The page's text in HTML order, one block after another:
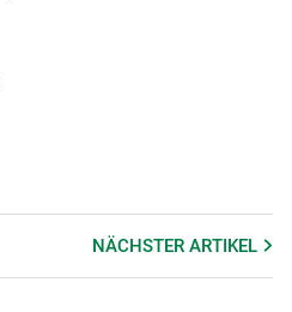
NÄCHSTERARTIKEL